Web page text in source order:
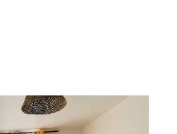
77